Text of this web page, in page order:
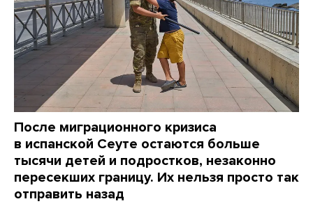
После миграционного кризиса
в испанской Сеуте остаются больше
тысячи детей и подростков, незаконно
пересекших границу. Их нельзя просто так
отправить назад